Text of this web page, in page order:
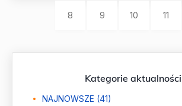
8 9 10 11
Kategorie aktualności
NAJNOWSZE (41)